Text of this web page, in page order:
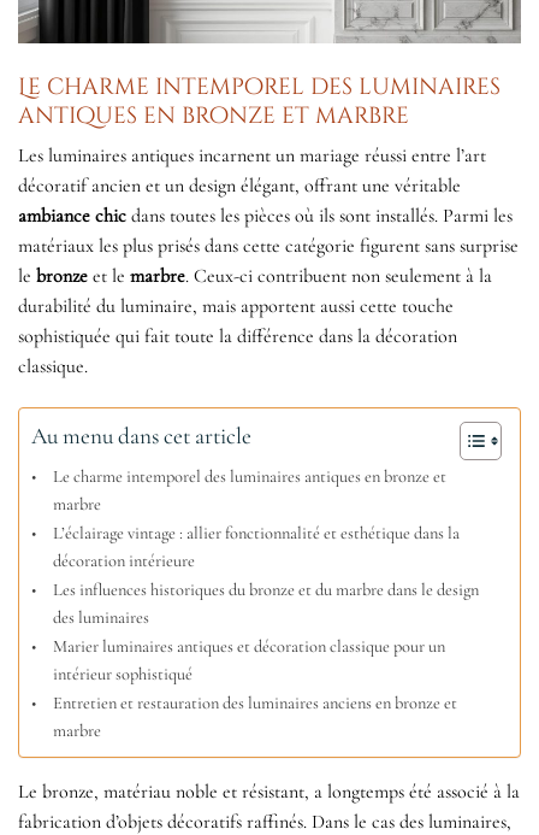
Le charme intemporel des luminaires
antiques en bronze et marbre
Les luminaires antiques incarnent un mariage réussi entre l’art
décoratif ancien et un design élégant, offrant une véritable
ambiance chic dans toutes les pièces où ils sont installés. Parmi les
matériaux les plus prisés dans cette catégorie figurent sans surprise
le bronze et le marbre. Ceux-ci contribuent non seulement à la
durabilité du luminaire, mais apportent aussi cette touche
sophistiquée qui fait toute la différence dans la décoration
classique.
Au menu dans cet article
Le charme intemporel des luminaires antiques en bronze et
marbre
L’éclairage vintage : allier fonctionnalité et esthétique dans la
décoration intérieure
Les influences historiques du bronze et du marbre dans le design
des luminaires
Marier luminaires antiques et décoration classique pour un
intérieur sophistiqué
Entretien et restauration des luminaires anciens en bronze et
marbre
Le bronze, matériau noble et résistant, a longtemps été associé à la
fabrication d’objets décoratifs raffinés. Dans le cas des luminaires,